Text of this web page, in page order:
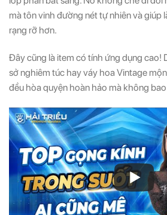
mà tôn vinh đường nét tự nhiên và giúp
rạng rỡ hơn.
Đây cũng là item có tính ứng dụng cao!
sở nghiêm túc hay váy hoa Vintage
đều hòa quyện hoàn hảo mà không